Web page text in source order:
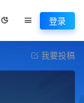
登录
我要投稿